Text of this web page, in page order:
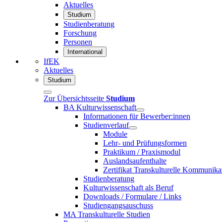
Aktuelles
Studium
Studienberatung
Forschung
Personen
International
IfEK
Aktuelles
Studium
Zur Übersichtsseite Studium
BA Kulturwissenschaft
Informationen für Bewerber:innen
Studienverlauf
Module
Lehr- und Prüfungsformen
Praktikum / Praxismodul
Auslandsaufenthalte
Zertifikat Transkulturelle
Studienberatung
Kulturwissenschaft als Beruf
Downloads / Formulare / Links
Studiengangsauschuss
MA Transkulturelle Studien